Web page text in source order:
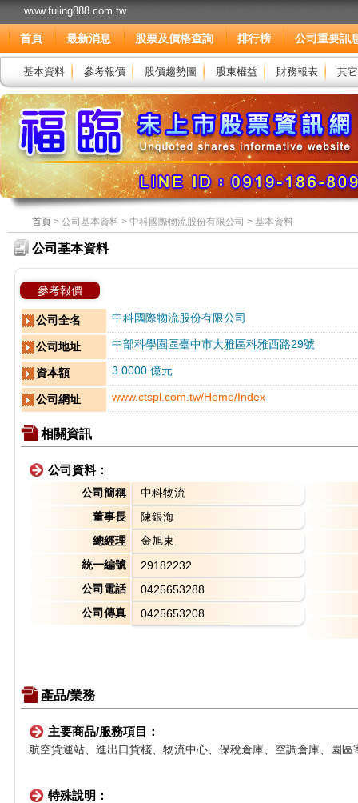
www.fuling888.com.tw
首頁 最新消息 股票及價格查詢 排行榜 公司重要訊
基本資料 參考報價 股價趨勢圖 股東權益 財務報表 其
首頁 > 公司基本資料 > 中科國際物流股份有限公司 > 基本資料
公司基本資料
參考報價
公司全名 中科國際物流股份有限公司
公司地址 中部科學園區臺中市大雅區科雅西路29號
資本額 3.0000 億元
公司網址 www.ctspl.com.tw/Home/Index
相關資訊
公司資料：
公司簡稱
中科物流
董事長
陳銀海
總經理
金旭東
統一編號
29182232
公司電話
0425653288
公司傳真
0425653208
產品/業務
主要商品/服務項目：
航空貨運站、進出口貨棧、物流中心、保稅倉庫、空調倉庫、園
特殊說明：